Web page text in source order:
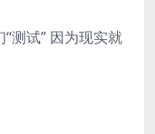
测试” 因为现实就